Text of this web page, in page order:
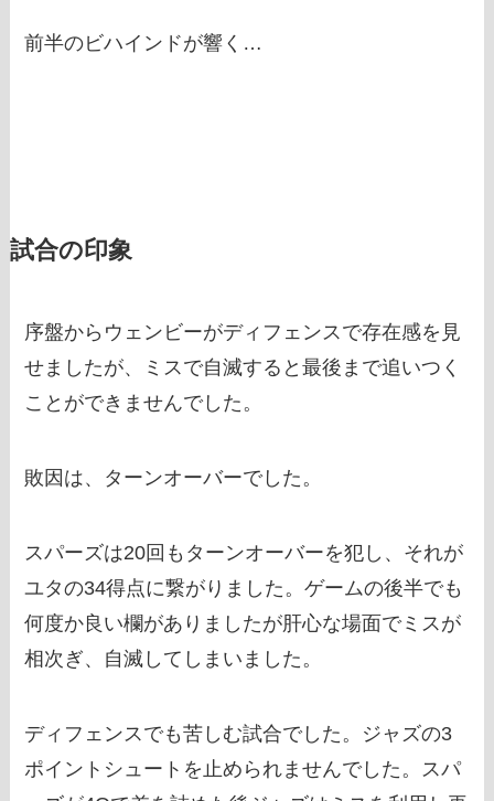
前半のビハインドが響く…
試合の印象
序盤からウェンビーがディフェンスで存在感を見
せましたが、ミスで自滅すると最後まで追いつく
ことができませんでした。
敗因は、ターンオーバーでした。
スパーズは20回もターンオーバーを犯し、それが
ユタの34得点に繋がりました。ゲームの後半でも
何度か良い欄がありましたが肝心な場面でミスが
相次ぎ、自滅してしまいました。
ディフェンスでも苦しむ試合でした。ジャズの3
ポイントシュートを止められませんでした。スパ